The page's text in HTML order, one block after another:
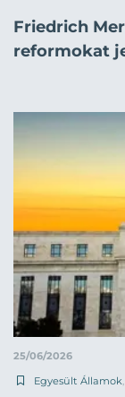
Friedrich
reformokat
25/06/2026
Egyesült Államok,